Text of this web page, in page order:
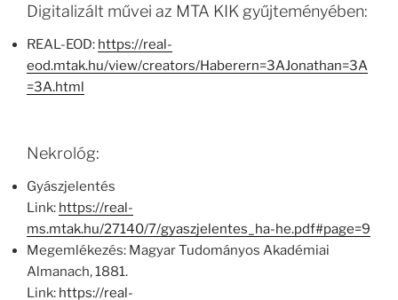
Digitalizált művei az MTA KIK gyűjteményében:
REAL-EOD: https://real-
eod.mtak.hu/view/creators/Haberern=3AJonathan=3A
=3A.html
Nekrológ:
Gyászjelentés
Link: https://real-
ms.mtak.hu/27140/7/gyaszjelentes_ha-he.pdf#page=9
Megemlékezés: Magyar Tudományos Akadémiai
Almanach, 1881.
Link: https://real-